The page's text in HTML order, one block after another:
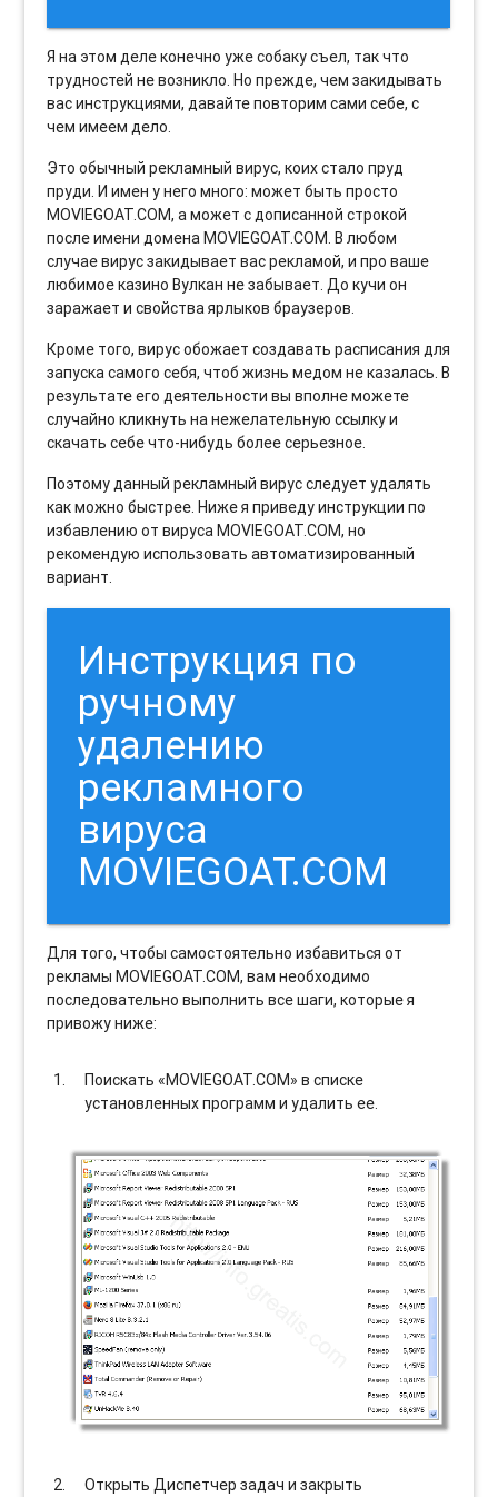
Я на этом деле конечно уже собаку съел, так что
трудностей не возникло. Но прежде, чем закидывать
вас инструкциями, давайте повторим сами себе, с
чем имеем дело.
Это обычный рекламный вирус, коих стало пруд
пруди. И имен у него много: может быть просто
MOVIEGOAT.COM, а может с дописанной строкой
после имени домена MOVIEGOAT.COM. В любом
случае вирус закидывает вас рекламой, и про ваше
любимое казино Вулкан не забывает. До кучи он
заражает и свойства ярлыков браузеров.
Кроме того, вирус обожает создавать расписания для
запуска самого себя, чтоб жизнь медом не казалась. В
результате его деятельности вы вполне можете
случайно кликнуть на нежелательную ссылку и
скачать себе что-нибудь более серьезное.
Поэтому данный рекламный вирус следует удалять
как можно быстрее. Ниже я приведу инструкции по
избавлению от вируса MOVIEGOAT.COM, но
рекомендую использовать автоматизированный
вариант.
Инструкция по
ручному
удалению
рекламного
вируса
MOVIEGOAT.COM
Для того, чтобы самостоятельно избавиться от
рекламы MOVIEGOAT.COM, вам необходимо
последовательно выполнить все шаги, которые я
привожу ниже:
Поискать «MOVIEGOAT.COM» в списке
установленных программ и удалить ее.
Открыть Диспетчер задач и закрыть